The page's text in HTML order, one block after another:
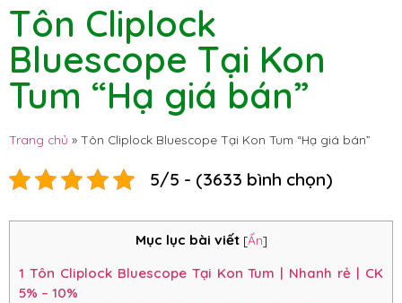
Tôn Cliplock
Bluescope Tại Kon
Tum “Hạ giá bán”
Trang chủ » Tôn Cliplock Bluescope Tại Kon Tum “Hạ giá bán”
5/5 - (3633 bình chọn)
Mục lục bài viết [Ẩn]
1 Tôn Cliplock Bluescope Tại Kon Tum | Nhanh rẻ | CK
5% – 10%